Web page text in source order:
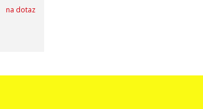
na dotaz